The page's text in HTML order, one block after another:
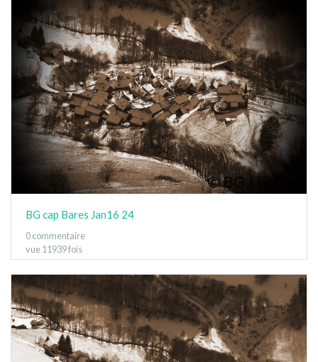
BG cap Bares Jan16 24
0 commentaire
vue 11939 fois